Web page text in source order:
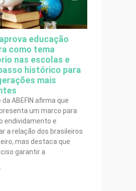
educação
como tema
nas escolas e
histórico para
mais
ABEFIN afirma que
um marco para
endividamento e
a relação dos brasileiros
mas destaca que
garantir a